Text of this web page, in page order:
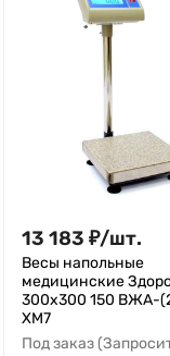
13 183 ₽/шт.
Весы напольные
медицинские
300x300 150 ВЖА-
XM7
Под заказ